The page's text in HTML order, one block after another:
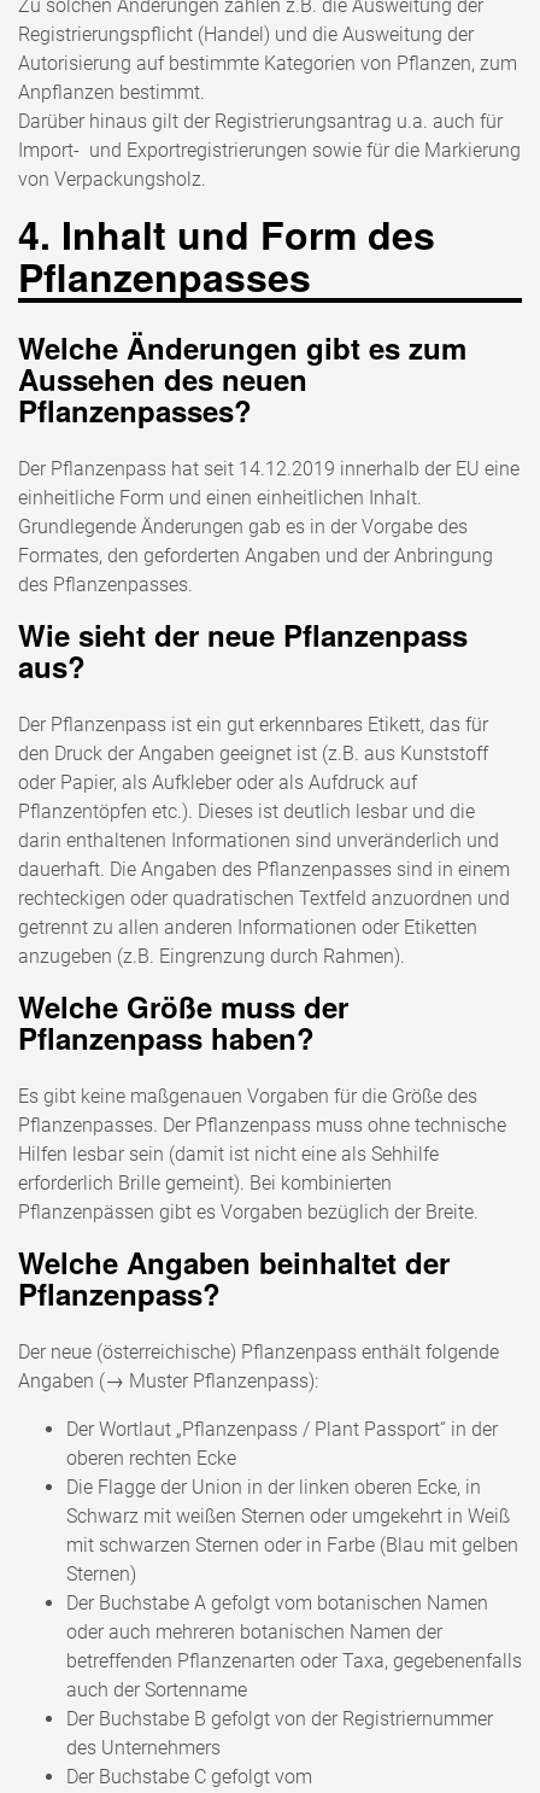
Zu solchen Änderungen zählen z.B. die Ausweitung der
Registrierungspflicht (Handel) und die Ausweitung der
Autorisierung auf bestimmte Kategorien von Pflanzen, zum
Anpflanzen bestimmt.
Darüber hinaus gilt der Registrierungsantrag u.a. auch für
Import- und Exportregistrierungen sowie für die Markierung
von Verpackungsholz.
4. Inhalt und Form des
Pflanzenpasses
Welche Änderungen gibt es zum
Aussehen des neuen
Pflanzenpasses?
Der Pflanzenpass hat seit 14.12.2019 innerhalb der EU eine
einheitliche Form und einen einheitlichen Inhalt.
Grundlegende Änderungen gab es in der Vorgabe des
Formates, den geforderten Angaben und der Anbringung
des Pflanzenpasses.
Wie sieht der neue Pflanzenpass
aus?
Der Pflanzenpass ist ein gut erkennbares Etikett, das für
den Druck der Angaben geeignet ist (z.B. aus Kunststoff
oder Papier, als Aufkleber oder als Aufdruck auf
Pflanzentöpfen etc.). Dieses ist deutlich lesbar und die
darin enthaltenen Informationen sind unveränderlich und
dauerhaft. Die Angaben des Pflanzenpasses sind in einem
rechteckigen oder quadratischen Textfeld anzuordnen und
getrennt zu allen anderen Informationen oder Etiketten
anzugeben (z.B. Eingrenzung durch Rahmen).
Welche Größe muss der
Pflanzenpass haben?
Es gibt keine maßgenauen Vorgaben für die Größe des
Pflanzenpasses. Der Pflanzenpass muss ohne technische
Hilfen lesbar sein (damit ist nicht eine als Sehhilfe
erforderlich Brille gemeint). Bei kombinierten
Pflanzenpässen gibt es Vorgaben bezüglich der Breite.
Welche Angaben beinhaltet der
Pflanzenpass?
Der neue (österreichische) Pflanzenpass enthält folgende
Angaben (→ Muster Pflanzenpass):
Der Wortlaut „Pflanzenpass / Plant Passport“ in der
oberen rechten Ecke
Die Flagge der Union in der linken oberen Ecke, in
Schwarz mit weißen Sternen oder umgekehrt in Weiß
mit schwarzen Sternen oder in Farbe (Blau mit gelben
Sternen)
Der Buchstabe A gefolgt vom botanischen Namen
oder auch mehreren botanischen Namen der
betreffenden Pflanzenarten oder Taxa, gegebenenfalls
auch der Sortenname
Der Buchstabe B gefolgt von der Registriernummer
des Unternehmers
Der Buchstabe C gefolgt vom